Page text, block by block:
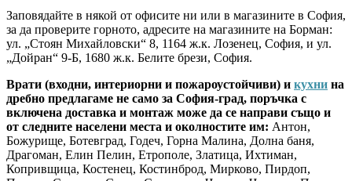
Заповядайте в някой от офисите ни или в магазините в София,
за да проверите горното, адресите на магазините на Борман:
ул. „Стоян Михайловски“ 8, 1164 ж.к. Лозенец, София, и ул.
„Дойран“ 9-Б, 1680 ж.к. Белите брези, София.
Врати (входни, интериорни и пожароустойчиви) и кухни на
дребно предлагаме не само за София-град, поръчка с
включена доставка и монтаж може да се направи също и
от следните населени места и околностите им: Антон,
Божурище, Ботевград, Годеч, Горна Малина, Долна баня,
Драгоман, Елин Пелин, Етрополе, Златица, Ихтиман,
Копривщица, Костенец, Костинброд, Мирково, Пирдоп,